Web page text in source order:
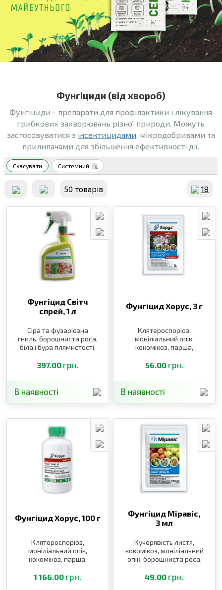
Фунгіциди (від хвороб)
Фунгіциди - препарати для профілактики і лікування
грибкових захворювань різної природи. Можуть
застосовуватися з інсектицидами, мікродобривами та
прилипачами для збільшення ефективності дії.
Скасувати Системний
50 товарiв 18
Фунгіцид Світч
спрей, 1 л
Сіра та фузаріозна
гниль, борошниста роса,
біла і бура плямистості,
397.00 грн.
В наявності
Фунгіцид Хорус, 3 г
Клятероспоріоз,
моніліальний опік,
кокомікоз, парша,
плодова гниль, сіра
гниль, біла і бура
листків
56.00 грн.
В наявності
Фунгіцид Хорус, 100 г
Клятероспоріоз,
моніліальний опік,
кокомікоз, парша,
плодова гниль, сіра
гниль, біла і бура
1 166.00 грн.
Фунгіцид Міравіс,
3 мл
Кучерявість листя,
кокомікоз, моніліальний
опік, борошниста роса,
моніліоз
49.00 грн.